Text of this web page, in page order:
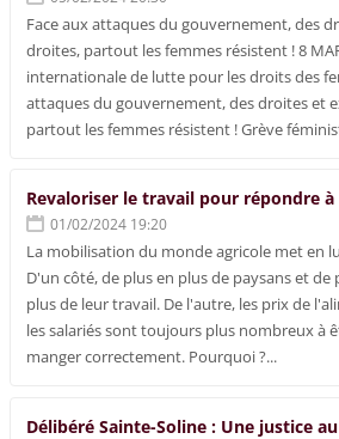
Face aux attaques du gouvernement, des
droites, partout les femmes résistent ! 8
internationale de lutte pour les droits des
attaques du gouvernement, des droites et
partout les femmes résistent ! Grève
Revaloriser le travail pour répondre à
01/02/2024 19:20
La mobilisation du monde agricole met en
D'un côté, de plus en plus de paysans et de
plus de leur travail. De l'autre, les prix de
les salariés sont toujours plus nombreux à
manger correctement. Pourquoi ?...
Délibéré Sainte-Soline : Une justice